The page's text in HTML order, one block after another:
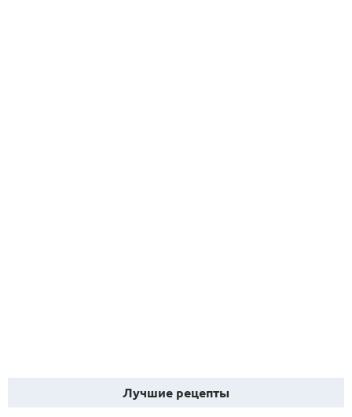
Лучшие рецепты